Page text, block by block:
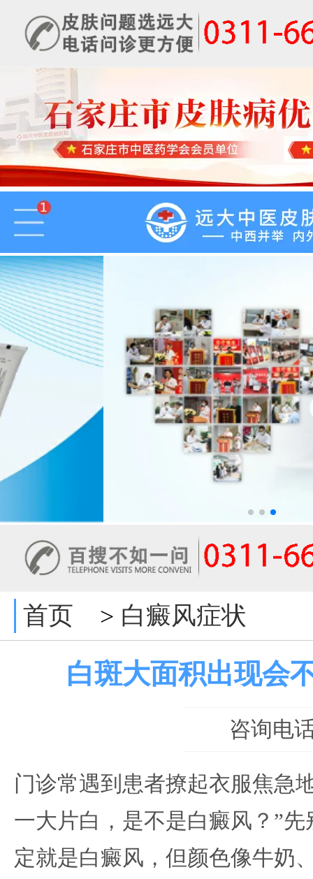
首页 > 白癜风症状
白斑大面积出现会
咨询电
门诊常遇到患者撩起衣服焦急
一大片白，是不是白癜风？”
定就是白癜风，但颜色像牛奶